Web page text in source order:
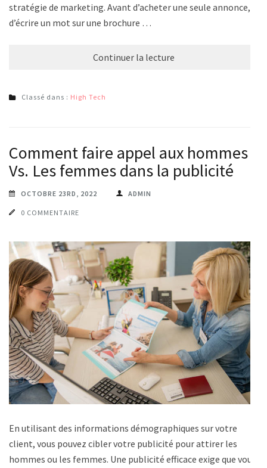
stratégie de marketing. Avant d’acheter une seule annonce,
d’écrire un mot sur une brochure …
Continuer la lecture
Classé dans : High Tech
Comment faire appel aux hommes
Vs. Les femmes dans la publicité
OCTOBRE 23RD, 2022 ADMIN
0 COMMENTAIRE
En utilisant des informations démographiques sur votre
client, vous pouvez cibler votre publicité pour attirer les
hommes ou les femmes. Une publicité efficace exige que vous